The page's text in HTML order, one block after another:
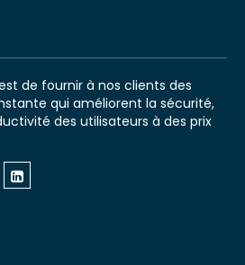
de fournir à nos clients des
qui améliorent la sécurité,
des utilisateurs à des prix